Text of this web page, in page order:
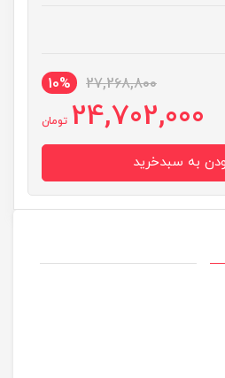
27,268,800
10%
24,702,000 تومان